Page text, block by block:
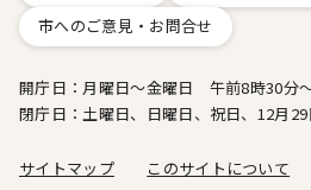
市へのご意見・お問合せ
開庁日：月曜日～金曜日 午前8時30分
閉庁日：土曜日、日曜日、祝日、12月
サイトマップ このサイトについて